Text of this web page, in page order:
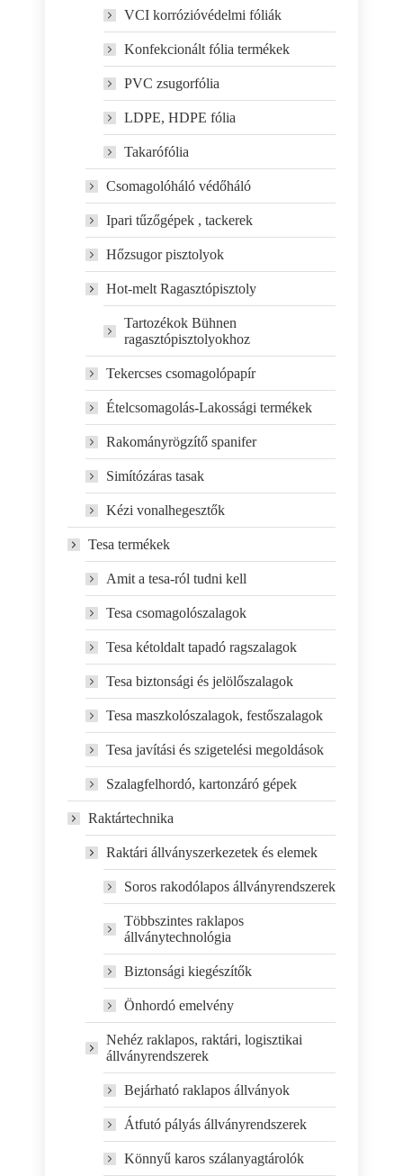
VCI korrózióvédelmi fóliák
Konfekcionált fólia termékek
PVC zsugorfólia
LDPE, HDPE fólia
Takarófólia
Csomagolóháló védőháló
Ipari tűzőgépek , tackerek
Hőzsugor pisztolyok
Hot-melt Ragasztópisztoly
Tartozékok Bühnen
ragasztópisztolyokhoz
Tekercses csomagolópapír
Ételcsomagolás-Lakossági termékek
Rakományrögzítő spanifer
Simítózáras tasak
Kézi vonalhegesztők
Tesa termékek
Amit a tesa-ról tudni kell
Tesa csomagolószalagok
Tesa kétoldalt tapadó ragszalagok
Tesa biztonsági és jelölőszalagok
Tesa maszkolószalagok, festőszalagok
Tesa javítási és szigetelési megoldások
Szalagfelhordó, kartonzáró gépek
Raktártechnika
Raktári állványszerkezetek és elemek
Soros rakodólapos állványrendszerek
Többszintes raklapos
állványtechnológia
Biztonsági kiegészítők
Önhordó emelvény
Nehéz raklapos, raktári, logisztikai
állványrendszerek
Bejárható raklapos állványok
Átfutó pályás állványrendszerek
Könnyű karos szálanyagtárolók